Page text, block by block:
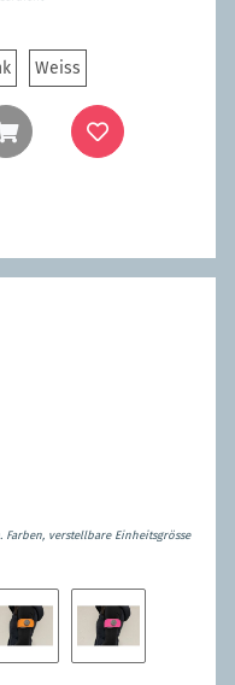
PinkWeiss
Farben, verstellbare Einheitsgrösse